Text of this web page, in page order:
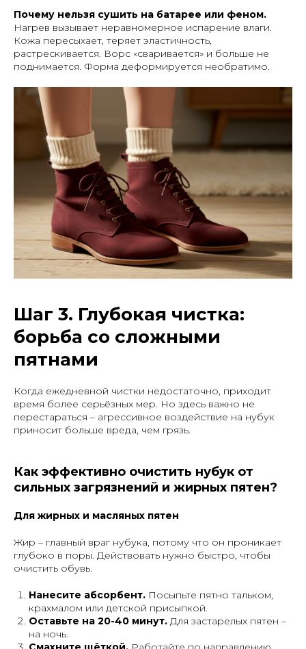
Почему нельзя сушить на батарее или феном.
Нагрев вызывает неравномерное испарение влаги.
Кожа пересыхает, теряет эластичность,
растрескивается. Ворс «сваривается» и больше не
поднимается. Форма деформируется необратимо.
Шаг 3. Глубокая чистка:
борьба со сложными
пятнами
Когда ежедневной чистки недостаточно, приходит
время более серьёзных мер. Но здесь важно не
перестараться – агрессивное воздействие на нубук
приносит больше вреда, чем грязь.
Как эффективно очистить нубук от
сильных загрязнений и жирных пятен?
Для жирных и масляных пятен
Жир – главный враг нубука, потому что он проникает
глубоко в поры. Действовать нужно быстро, чтобы
очистить обувь.
Нанесите абсорбент. Посыпьте пятно тальком,
крахмалом или детской присыпкой.
Оставьте на 20-40 минут. Для застарелых пятен –
на ночь.